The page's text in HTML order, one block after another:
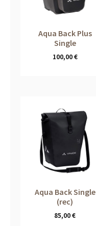
Aqua Back Plus
Single
100,00€
Aqua Back Single
(rec)
85,00€